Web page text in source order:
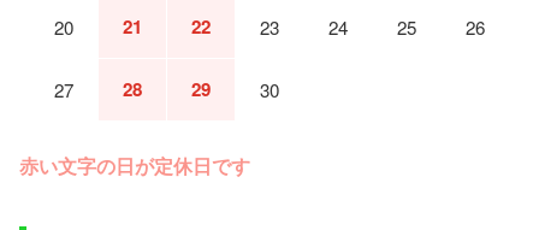
20 21 22 23 24 25 26
27 28 29 30
赤い文字の日が定休日です